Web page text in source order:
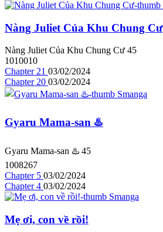
Nàng Juliet Của Khu Chung Cư
Nàng Juliet Của Khu Chung Cư 45
1010010
Chapter 21 03/02/2024
Chapter 20 03/02/2024
Gyaru Mama-san ♨️
Gyaru Mama-san ♨️ 45
1008267
Chapter 5 03/02/2024
Chapter 4 03/02/2024
Mẹ ơi, con về rồi!